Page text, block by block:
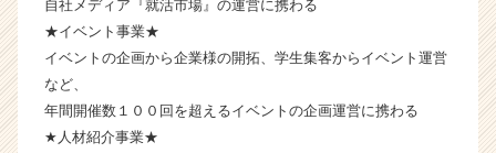
ト
ア
ャ
自社メディア『就活市場』の運営に携わる
★イベント事業★
イベントの企画から企業様の開拓、学生集客からイベント運営
など、
年間開催数１００回を超えるイベントの企画運営に携わる
★人材紹介事業★